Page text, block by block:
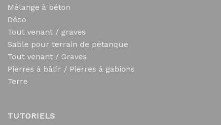
Mélange à béton
Déco
Tout venant / graves
Sable pour terrain de pétanque
Tout venant / Graves
Pierres à bâtir / Pierres à gabions
Terre
TUTORIELS